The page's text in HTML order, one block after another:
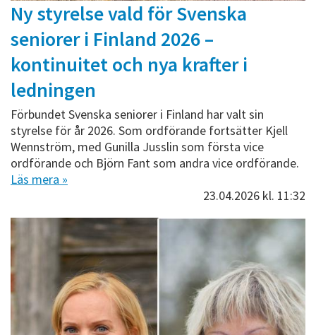
Ny styrelse vald för Svenska
seniorer i Finland 2026 –
kontinuitet och nya krafter i
ledningen
Förbundet Svenska seniorer i Finland har valt sin
styrelse för år 2026. Som ordförande fortsätter Kjell
Wennström, med Gunilla Jusslin som första vice
ordförande och Björn Fant som andra vice ordförande.
Läs mera »
23.04.2026 kl. 11:32